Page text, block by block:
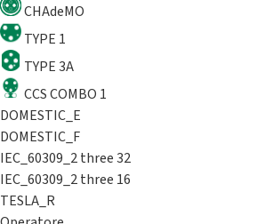
CHAdeMO
TYPE 1
TYPE 3A
CCS COMBO 1
DOMESTIC_E
DOMESTIC_F
IEC_60309_2 three 32
IEC_60309_2 three 16
TESLA_R